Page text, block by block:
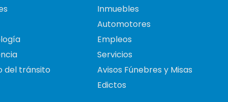
del tránsito
Inmuebles
Automotores
Empleos
Servicios
Avisos Fúnebres y Misas
Edictos